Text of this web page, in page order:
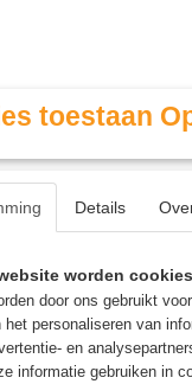
Contact &
MINIATURE GAMING
toestaan
Details
worden
door ons gebruikt
het personaliseren van
en
informatie gebruiken in